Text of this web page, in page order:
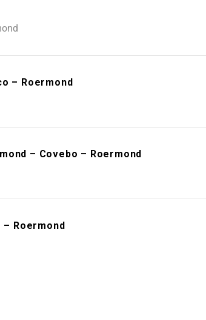
– Roermond
– Covebo – Roermond
Roermond